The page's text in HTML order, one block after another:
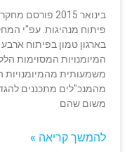
בינואר 2015
פיתוח מנהיגות. עפ"י
בארגון טמון בפיתוח
המיומנויות המסוימות
מהמנכ"לים מתכננים
משום שהם
להמשך קריאה »